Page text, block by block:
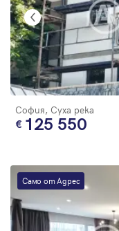
София, Суха река
125 550
Само от Адрес